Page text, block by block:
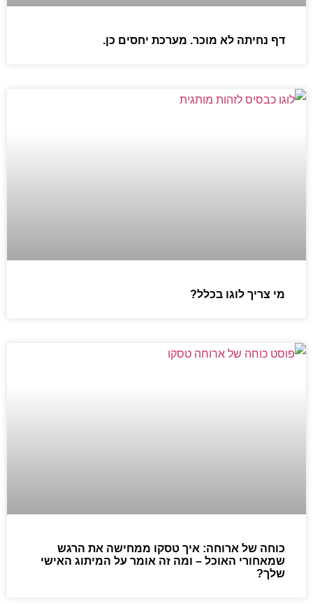
דף נחיתה לא מוכר. מערכת יחסים כן.
מי צריך לוגו בכלל?
כוחה של ארוחה: איך טסקו ממחישה את הרגש
שמאחורי האוכל – ומה זה אומר על המיתוג האישי
שלך?